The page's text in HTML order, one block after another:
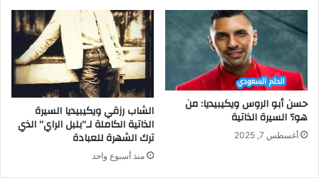
حسن أبو الروس ويكيبيديا: من
هو؟ السيرة الذاتية
أغسطس 7, 2025
الشاب رزقي ويكيبيديا السيرة
الذاتية الكاملة لـ”بلبل الراي” الذي
ترك الشهرة للعبادة
منذ أسبوع واحد